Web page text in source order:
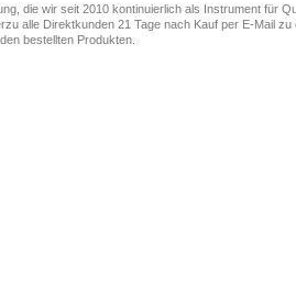
die wir seit 2010 kontinuierlich als Instrument für
alle Direktkunden 21 Tage nach Kauf per E-Mail
bestellten Produkten.